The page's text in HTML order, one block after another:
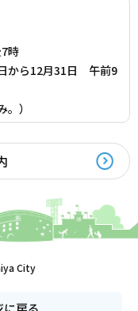
時
から12月31日 午前9
）
City